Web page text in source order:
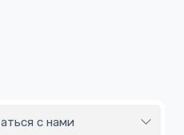
с нами